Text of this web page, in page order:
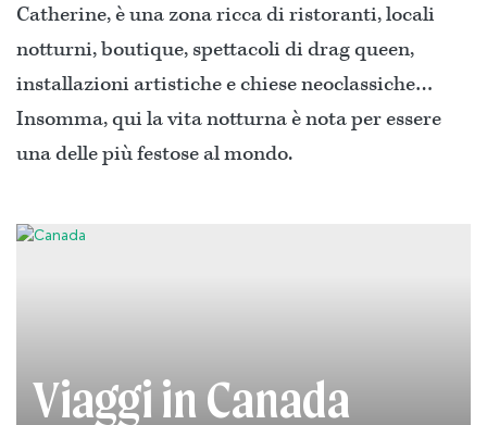
Catherine, è una zona ricca di ristoranti, locali
notturni, boutique, spettacoli di drag queen,
installazioni artistiche e chiese neoclassiche…
Insomma, qui la vita notturna è nota per essere
una delle più festose al mondo.
Viaggi in Canada